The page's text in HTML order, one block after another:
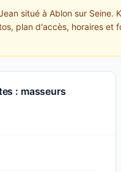
situé à Ablon sur
plan d'accès, horaires
: masseurs